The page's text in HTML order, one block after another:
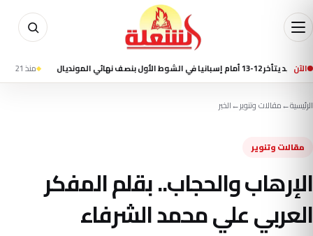
الآن
المونديال منذ 21 ساعة مقتل 7 أشخاص في إطلاق نار بمدرسة شمال بانكوك وانتحار الطالب المشتبه به
الرئيسية←مقالات وتنوير←الخبر
مقالات وتنوير
الإرهاب والحجاب.. بقلم المفكر
العربي علي محمد الشرفاء